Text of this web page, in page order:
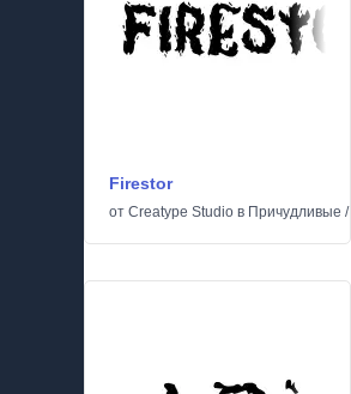
Firestor
от Creatype Studio в Причудливые /